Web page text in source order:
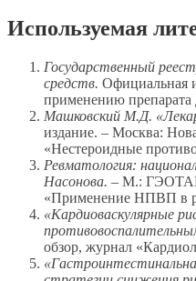
Используемая
Государственный
средств. Официальная
применению
Машковский М.Д.
издание. – Москва:
«Нестероидные
Ревматология:
Насонова. – М.:
«Применение НПВП в
«Кардиоваскулярные
обзор, журнал